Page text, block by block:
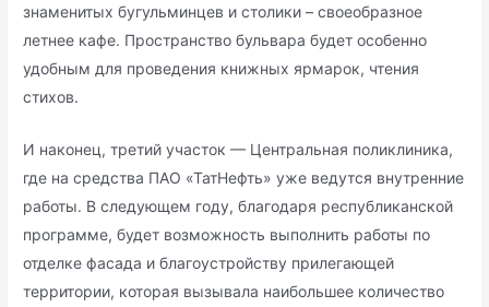
знаменитых бугульминцев и столики – своеобразное
летнее кафе. Пространство бульвара будет особенно
удобным для проведения книжных ярмарок, чтения
стихов.
И наконец, третий участок — Центральная поликлиника,
где на средства ПАО «ТатНефть» уже ведутся внутренние
работы. В следующем году, благодаря республиканской
программе, будет возможность выполнить работы по
отделке фасада и благоустройству прилегающей
территории, которая вызывала наибольшее количество